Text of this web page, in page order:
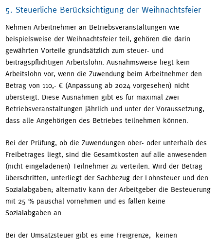
5. Steuerliche Berücksichtigung der Weihnachtsfeier
Nehmen Arbeitnehmer an Betriebsveranstaltungen wie
beispielsweise der Weihnachtsfeier teil, gehören die darin
gewährten Vorteile grundsätzlich zum steuer- und
beitragspflichtigen Arbeitslohn. Ausnahmsweise liegt kein
Arbeitslohn vor, wenn die Zuwendung beim Arbeitnehmer den
Betrag von 110,- € (Anpassung ab 2024 vorgesehen) nicht
übersteigt. Diese Ausnahmen gibt es für maximal zwei
Betriebsveranstaltungen jährlich und unter der Voraussetzung,
dass alle Angehörigen des Betriebes teilnehmen können.
Bei der Prüfung, ob die Zuwendungen ober- oder unterhalb des
Freibetrages liegt, sind die Gesamtkosten auf alle anwesenden
(nicht eingeladenen) Teilnehmer zu verteilen. Wird der Betrag
überschritten, unterliegt der Sachbezug der Lohnsteuer und den
Sozialabgaben; alternativ kann der Arbeitgeber die Besteuerung
mit 25 % pauschal vornehmen und es fallen keine
Sozialabgaben an.
Bei der Umsatzsteuer gibt es eine Freigrenze, keinen